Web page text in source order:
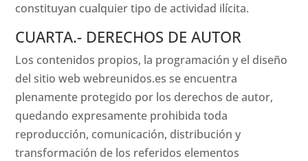
constituyan cualquier tipo de actividad ilícita.
CUARTA.- DERECHOS DE AUTOR
Los contenidos propios, la programación y el diseño
del sitio web webreunidos.es se encuentra
plenamente protegido por los derechos de autor,
quedando expresamente prohibida toda
reproducción, comunicación, distribución y
transformación de los referidos elementos